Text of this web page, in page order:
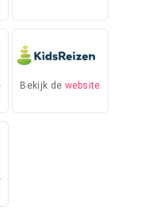
Bekijk de website